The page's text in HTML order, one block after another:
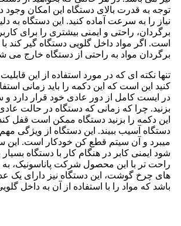
توجه به قدرت بالای دستگاه این امکان وجود
نیاز را به سرعت آماده کنید. این دستگاه به
برگردان، راحتی و ایمنی بیشتری را برای
است. اگر مواد داخل گلویی دستگاه گیر کند با
برگردان مواد به راحتی از دستگاه خارج می
تنها نکته ای که در مورد استفاده از این
کنید این است که این دکمه را باید زمانی
در ایست کامل از دور عادی خود قرار دارد و
بزنید. چرا که زمانی که دستگاه در حالت
این دکمه را بزنید دستگاه ممکن است قفل
دستگاه آسیب ببیند. این دستگاه از ویژگی مهم
میبرد و آن سیتم قطع کن خودکار است.
شود ایمنی کابر در هنگام کار با دستگاه بسیار
راحت تر با این محصول شرکت پاناسونیک، به
های چرخ گوشت، این دستگاه نیز دارای یک
باشد که مواد را با استفاده از آن به داخل